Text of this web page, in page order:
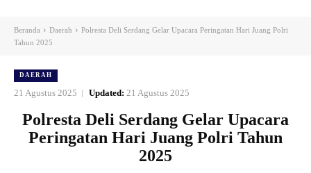
Beranda Daerah
Polresta Deli Serdang Gelar Upacara Peringatan Hari Juang Polri
Tahun 2025
DAERAH
21 Agustus 2025 Updated: 21 Agustus 2025
Polresta Deli Serdang Gelar Upacara
Peringatan Hari Juang Polri Tahun
2025